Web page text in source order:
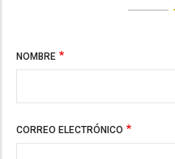
NOMBRE
CORREO ELECTRÓNICO